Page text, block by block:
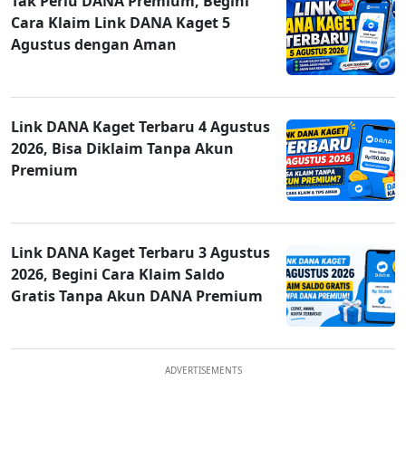
Cara Klaim Link DANA Kaget 5
Agustus dengan Aman
Link DANA Kaget Terbaru 4 Agustus
2026, Bisa Diklaim Tanpa Akun
Premium
Link DANA Kaget Terbaru 3 Agustus
2026, Begini Cara Klaim Saldo
Gratis Tanpa Akun DANA Premium
ADVERTISEMENTS